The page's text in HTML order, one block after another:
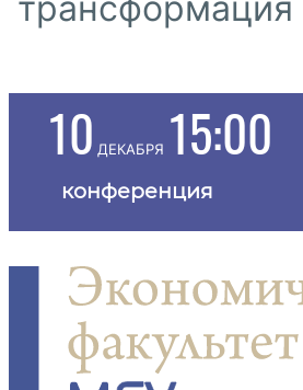
10 декабря 15:00
конференция